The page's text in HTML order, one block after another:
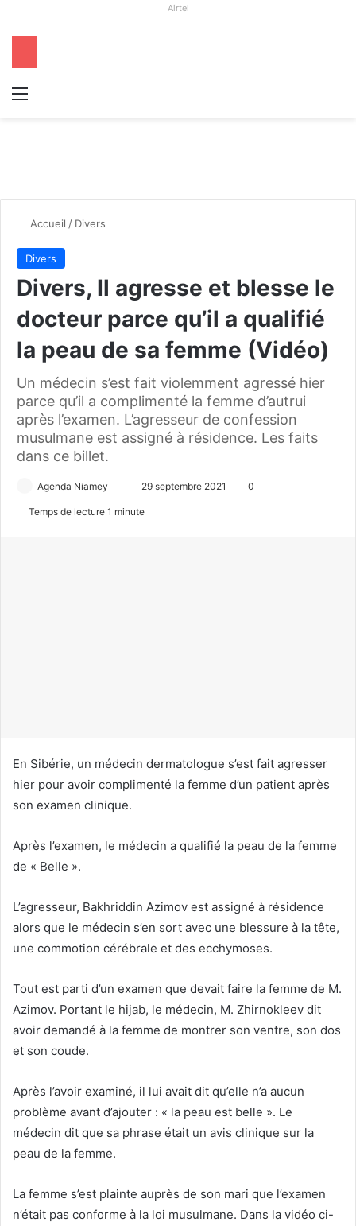
Airtel
Accueil / Divers
Divers
Divers, Il agresse et blesse le
docteur parce qu’il a qualifié
la peau de sa femme (Vidéo)
Un médecin s’est fait violemment agressé hier
parce qu’il a complimenté la femme d’autrui
après l’examen. L’agresseur de confession
musulmane est assigné à résidence. Les faits
dans ce billet.
Agenda Niamey
n
e
l
29 septembre 2021 0
Temps de lecture 1 minute
En Sibérie, un médecin dermatologue s’est fait agresser
hier pour avoir complimenté la femme d’un patient après
son examen clinique.
Après l’examen, le médecin a qualifié la peau de la femme
de « Belle ».
L’agresseur, Bakhriddin Azimov est assigné à résidence
alors que le médecin s’en sort avec une blessure à la tête,
une commotion cérébrale et des ecchymoses.
Tout est parti d’un examen que devait faire la femme de M.
Azimov. Portant le hijab, le médecin, M. Zhirnokleev dit
avoir demandé à la femme de montrer son ventre, son dos
et son coude.
Après l’avoir examiné, il lui avait dit qu’elle n’a aucun
problème avant d’ajouter : « la peau est belle ». Le
médecin dit que sa phrase était un avis clinique sur la
peau de la femme.
La femme s’est plainte auprès de son mari que l’examen
n’était pas conforme à la loi musulmane. Dans la vidéo ci-